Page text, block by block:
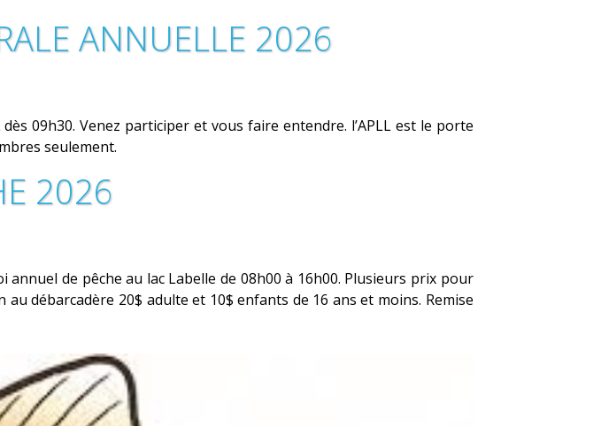
ANNUELLE 2026
dès 09h30. Venez participer et vous faire entendre. l’APLL est le porte
seulement.
2026
annuel de pêche au lac Labelle de 08h00 à 16h00. Plusieurs prix pour
débarcadère 20$ adulte et 10$ enfants de 16 ans et moins. Remise